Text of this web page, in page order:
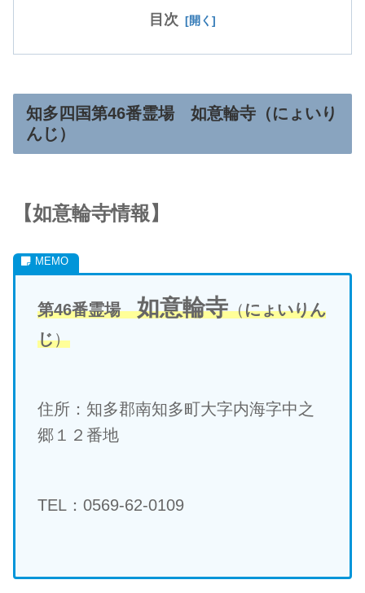
目次
知多四国第46番霊場 如意輪寺（にょいり
んじ ）
【如意輪寺情報】
第46番霊場 如意輪寺（にょいりん
じ）
住所：知多郡南知多町大字内海字中之
郷１２番地
TEL：0569-62-0109